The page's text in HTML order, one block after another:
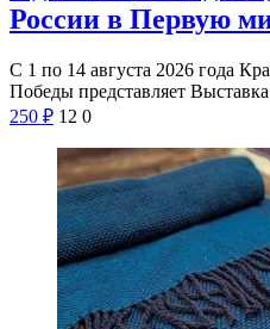
России в Первую
С 1 по 14 августа 2026 года
Победы представляет
250 ₽ 12 0